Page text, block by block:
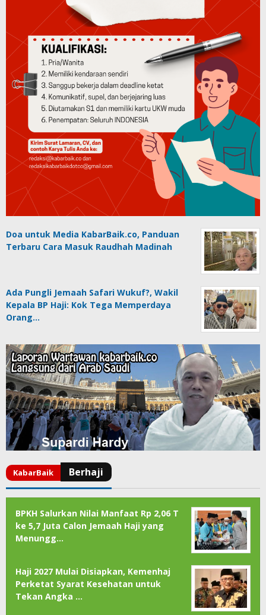
Doa untuk Media KabarBaik.co, Panduan
Terbaru Cara Masuk Raudhah Madinah
Ada Pungli Jemaah Safari Wukuf?, Wakil
Kepala BP Haji: Kok Tega Memperdaya
Orang…
BPKH Salurkan Nilai Manfaat Rp 2,06 T
ke 5,7 Juta Calon Jemaah Haji yang
Menungg…
Haji 2027 Mulai Disiapkan, Kemenhaj
Perketat Syarat Kesehatan untuk
Tekan Angka …